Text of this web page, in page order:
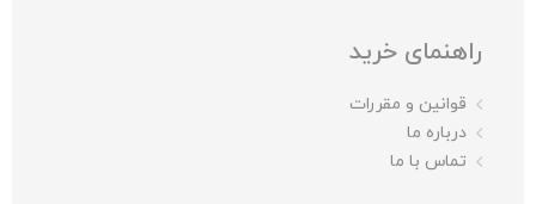
راهنمای خرید
قوانین و مقررات
درباره ما
تماس با ما